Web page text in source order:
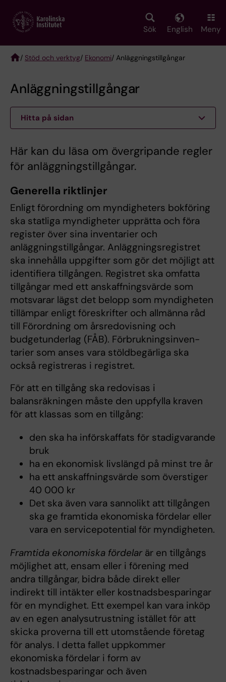
main
Sök English Meny
/ Stöd och verktyg/ Ekonomi/ Anläggningstillgångar
Anläggningstillgångar
Hitta på sidan
Här kan du läsa om övergripande regler
för anläggningstillgångar.
Generella riktlinjer
Enligt förordning om myndigheters bokföring
ska statliga myndigheter upprätta och föra
register över sina inventarier och
anläggningstillgångar. Anläggningsregistret
ska innehålla uppgifter som gör det möjligt att
identifiera tillgången. Registret ska omfatta
tillgångar med ett anskaffnings­värde som
motsvarar lägst det belopp som myndigheten
tillämpar enligt föreskrifter och allmänna råd
till Förordning om årsredovisning och
budgetunderlag (FÅB). Förbrukningsinven­
tarier som anses vara stöldbegärliga ska
också registreras i registret.
För att en tillgång ska redovisas i
balansräkningen måste den uppfylla kraven
för att klassas som en tillgång:
den ska ha införskaffats för stadigvarande
bruk
ha en ekonomisk livslängd på minst tre år
ha ett anskaffningsvärde som överstiger
40 000 kr
Det ska även vara sannolikt att tillgången
ska ge framtida ekonomiska fördelar eller
vara en servicepotential för myndigheten.
Framtida ekonomiska fördelar är en tillgångs
möjlighet att, ensam eller i förening med
andra tillgångar, bidra både direkt eller
indirekt till intäkter eller kostnadsbesparingar
för en myndighet. Ett exempel kan vara inköp
av en egen analysutrustning istället för att
skicka proverna till ett utomstående företag
för analys. I detta fallet uppkommer
ekonomiska fördelar i form av
kostnadsbesparingar och även